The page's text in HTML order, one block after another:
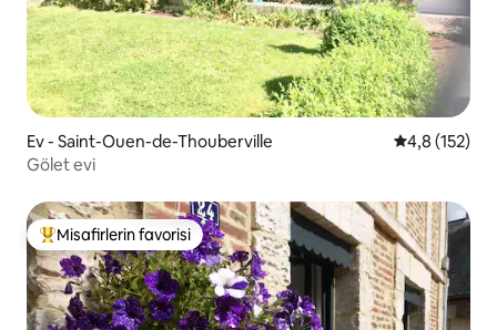
Ev - Saint-Ouen-de-Thouberville 5 üzerinden
4,8 (152)
Gölet evi
Misafirlerin favorilerinden en beğenilenler arasında
Misafirlerin favorisi